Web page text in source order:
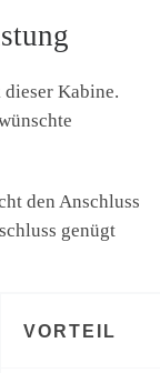
Kabine.
den Anschluss
genügt
VORTEIL